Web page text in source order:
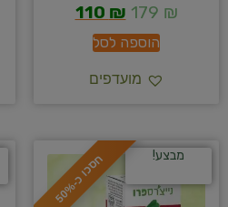
179 ₪
110 ₪
הוספה לסל
מועדפים
ח
ס
כ
ו
כ
-
5
0
% מבצע!